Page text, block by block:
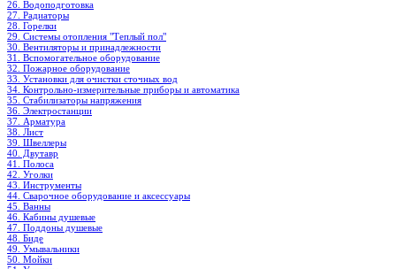
26. Водоподготовка
27. Радиаторы
28. Горелки
29. Системы отопления "Теплый пол"
30. Вентиляторы и принадлежности
31. Вспомогательное оборудование
32. Пожарное оборудование
33. Установки для очистки сточных вод
34. Контрольно-измерительные приборы и автоматика
35. Стабилизаторы напряжения
36. Электростанции
37. Арматура
38. Лист
39. Швеллеры
40. Двутавр
41. Полоса
42. Уголки
43. Инструменты
44. Сварочное оборудование и аксессуары
45. Ванны
46. Кабины душевые
47. Поддоны душевые
48. Биде
49. Умывальники
50. Мойки